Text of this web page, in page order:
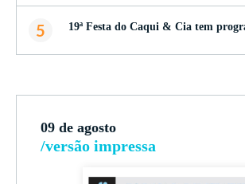
5 19ª Festa do Caqui & Cia tem
09 de agosto
/versão impressa